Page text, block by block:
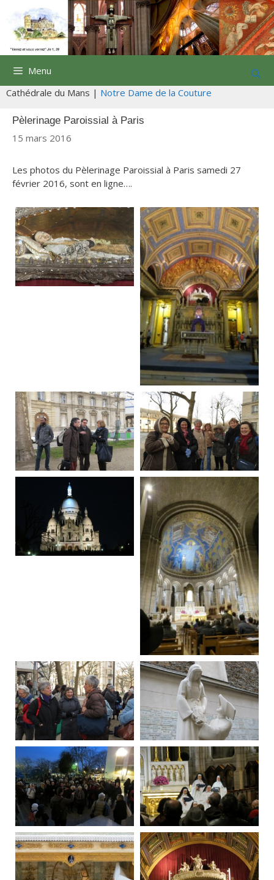
contenu
Menu
Cathédrale du Mans | Notre Dame de la Couture
Pèlerinage Paroissial à Paris
15 mars 2016
Les photos du Pèlerinage Paroissial à Paris samedi 27
février 2016, sont en ligne….